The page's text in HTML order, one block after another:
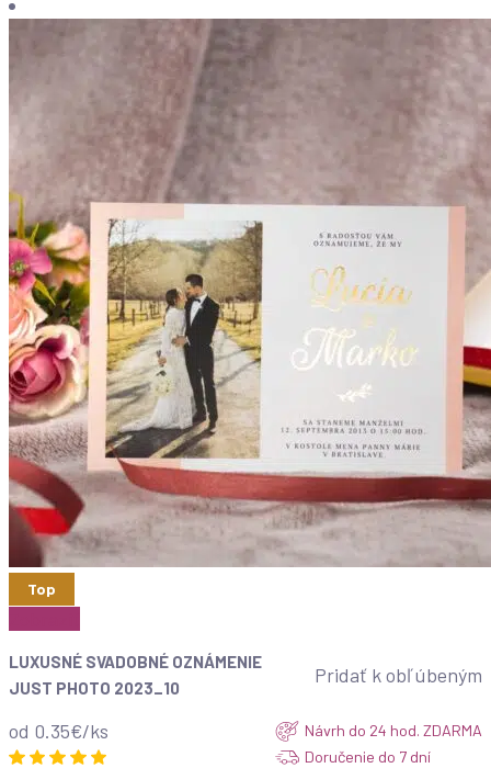
Top
LUXUSNÉ SVADOBNÉ OZNÁMENIE
JUST PHOTO 2023_10
Pridať k obľúbeným
od 0.35€/ks
Návrh do 24 hod. ZDARMA
Doručenie do 7 dní